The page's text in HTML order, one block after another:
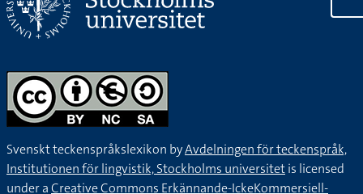
Svenskt teckenspråkslexikon byAvdelningen för teckenspråk,
Institutionen för lingvistik, Stockholms universitetis licensed
under aCreative Commons Erkännande-IckeKommersiell-